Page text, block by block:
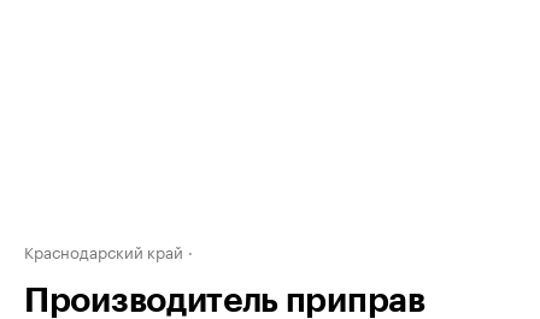
Краснодарский край
Производитель приправ